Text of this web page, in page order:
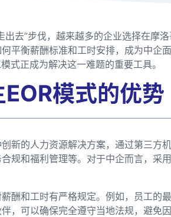
出去”步伐，越来越多的企业选择在摩
平衡薪酬标准和工时安排，成为中企
式正成为解决这一难题的重要工具。
模式的优势
新的人力资源解决方案，通过第三方
规和福利管理等。对于中企而言，采
酬和工时有严格规定。例如，员工的
，可以确保完全遵守当地法规，避免